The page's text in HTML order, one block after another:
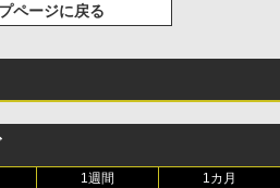
ページに戻る
1週間 1カ月